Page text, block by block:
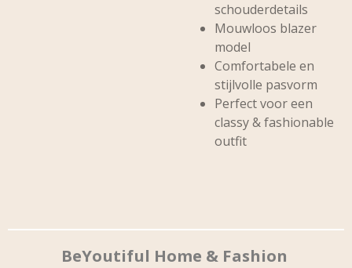
schouderdetails
Mouwloos blazer
model
Comfortabele en
stijlvolle pasvorm
Perfect voor een
classy & fashionable
outfit
BeYoutiful Home & Fashion